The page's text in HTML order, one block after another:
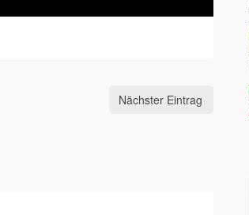
Nächster Eintrag